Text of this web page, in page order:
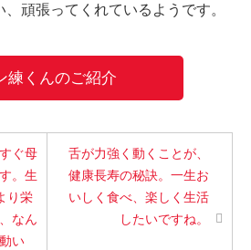
電話する
頑張ってくれているようです。
練くんのご紹介
ぐ母
。生
り栄
なん
い
舌が力強く動くことが、
健康長寿の秘訣。一生お
いしく食べ、楽しく生活
したいですね。